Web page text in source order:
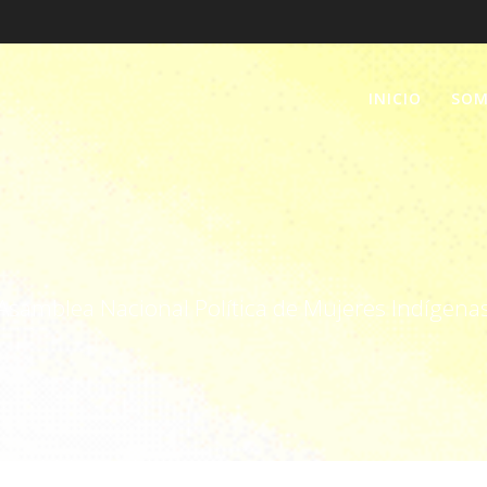
INICIO
Asamblea Nacional Política de Mujeres